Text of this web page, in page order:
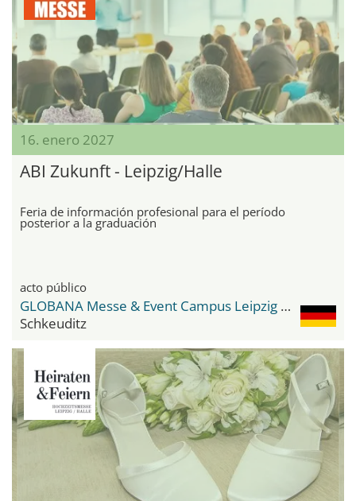
16. enero 2027
ABI Zukunft - Leipzig/Halle
Feria de información profesional para el período
posterior a la graduación
acto público
GLOBANA Messe & Event Campus Leipzig / Halle
Schkeuditz